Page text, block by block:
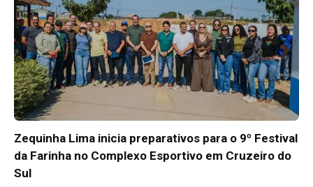
Zequinha Lima inicia preparativos para o 9º Festival
da Farinha no Complexo Esportivo em Cruzeiro do
Sul